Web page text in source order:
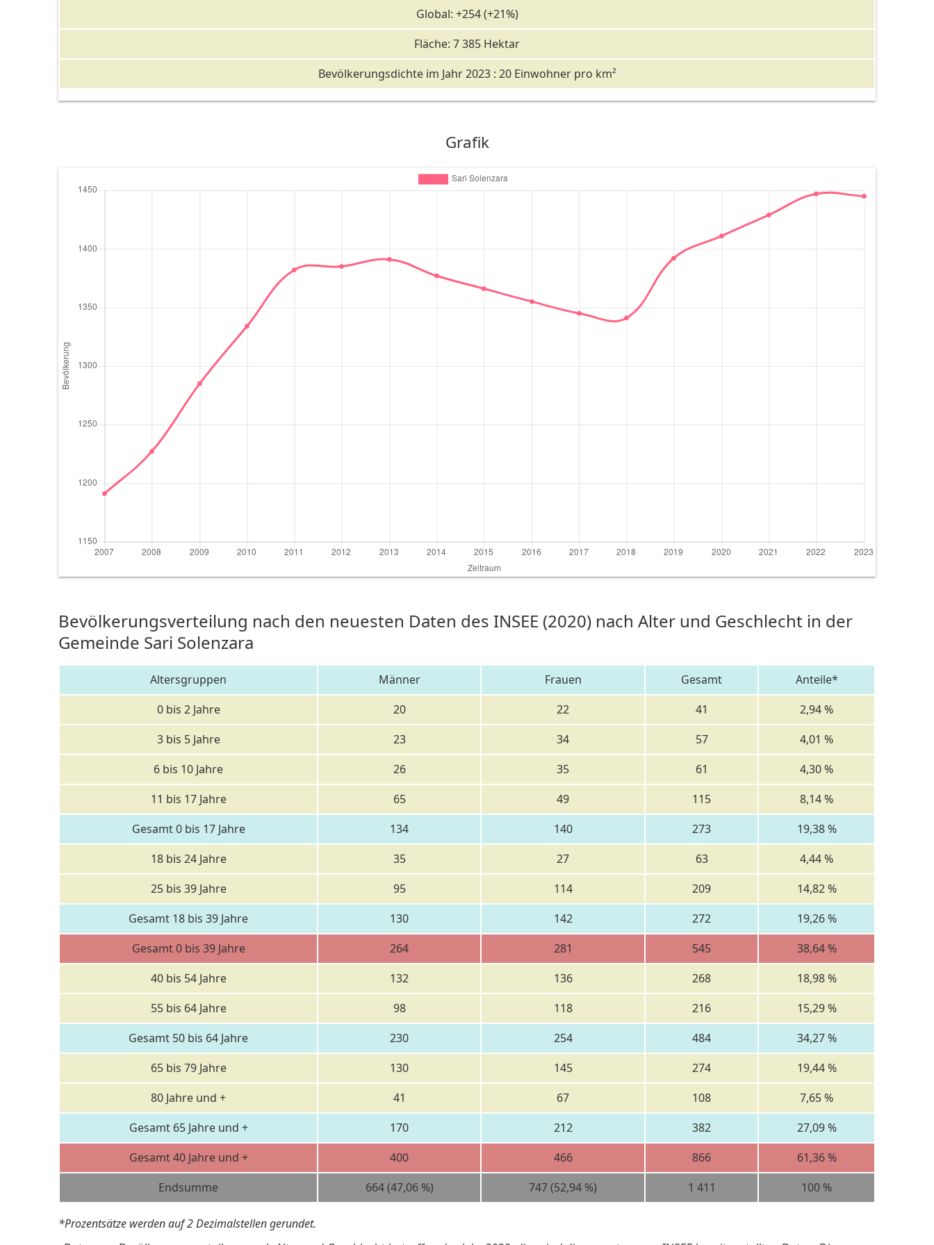
Global: +254 (+21%)
Fläche: 7 385 Hektar
Bevölkerungsdichte im Jahr 2023 : 20 Einwohner pro km²
Grafik
Bevölkerungsverteilung nach den neuesten Daten des INSEE (2020) nach Alter und Geschlecht in der
Gemeinde Sari Solenzara
Altersgruppen Männer Frauen Gesamt
Anteile*
0 bis 2 Jahre
20 22 41
2,94 %
3 bis 5 Jahre
23 34 57
4,01 %
6 bis 10 Jahre
26 35 61
4,30 %
11 bis 17 Jahre
65 49 115
8,14 %
Gesamt 0 bis 17 Jahre
134 140 273
19,38 %
18 bis 24 Jahre
35 27 63
4,44 %
25 bis 39 Jahre
95 114 209
14,82 %
Gesamt 18 bis 39 Jahre
130 142 272
19,26 %
Gesamt 0 bis 39 Jahre
264 281 545
38,64 %
40 bis 54 Jahre
132 136 268
18,98 %
55 bis 64 Jahre
98 118 216
15,29 %
Gesamt 50 bis 64 Jahre
230 254 484
34,27 %
65 bis 79 Jahre
130 145 274
19,44 %
80 Jahre und +
41 67 108
7,65 %
Gesamt 65 Jahre und +
170 212 382
27,09 %
Gesamt 40 Jahre und +
400 466 866
61,36 %
Endsumme
664 (47,06 %) 747 (52,94 %) 1 411 100 %
*Prozentsätze werden auf 2 Dezimalstellen gerundet.